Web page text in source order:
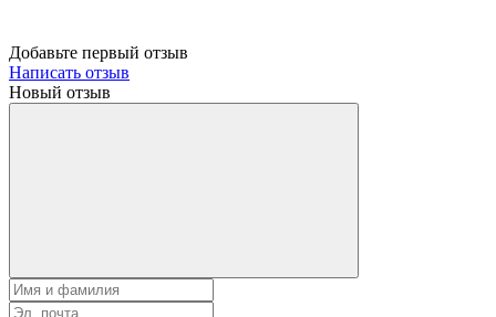
Добавьте первый отзыв
Написать отзыв
Новый отзыв